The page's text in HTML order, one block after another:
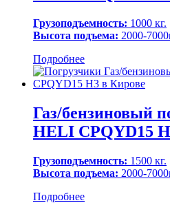
Грузоподъемность: 1000 кг.
Высота подъема: 2000-
Подробнее
Газ/бензиновый
HELI CPQYD15
Грузоподъемность: 1500 кг.
Высота подъема: 2000-
Подробнее